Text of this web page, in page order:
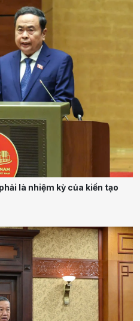
là nhiệm kỳ của kiến tạo